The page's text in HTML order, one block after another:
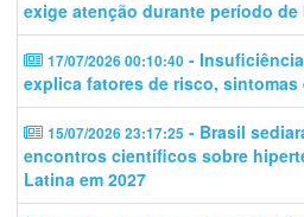
exige atenção durante período de
17/07/2026 00:10:40 -
explica fatores de risco, sintomas
15/07/2026 23:17:25 - Brasil
encontros científicos sobre
Latina em 2027